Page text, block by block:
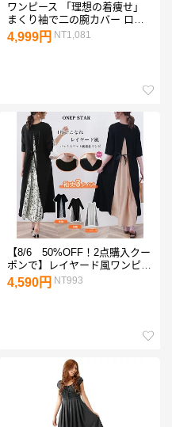
ワンピース 「理想の着痩せ」
まくり袖で二の腕カバー ロン
グワンピース シャツ ブラウス
ワンピ シャツワンピ ロング シ
ク コーデュロイ 長袖 半袖 羽
4,999円 NT1,081
【8/6 50%OFF！2点購入クー
ポンで】レイヤード風ワンピー
ス レディース ワンピース レイ
ヤード風 異素材 長袖 半袖 ノ
4,590円 NT993